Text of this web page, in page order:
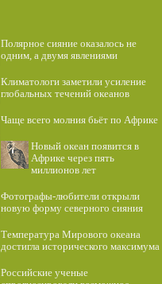
Полярное сияние оказалось не
одним, а двумя явлениями
Климатологи заметили усиление
глобальных течений океанов
Чаще всего молния бьёт по Африке
Новый океан появится в
Африке через пять
миллионов лет
Фотографы-любители открыли
новую форму северного сияния
Температура Мирового океана
достигла исторического максимума
Российские ученые